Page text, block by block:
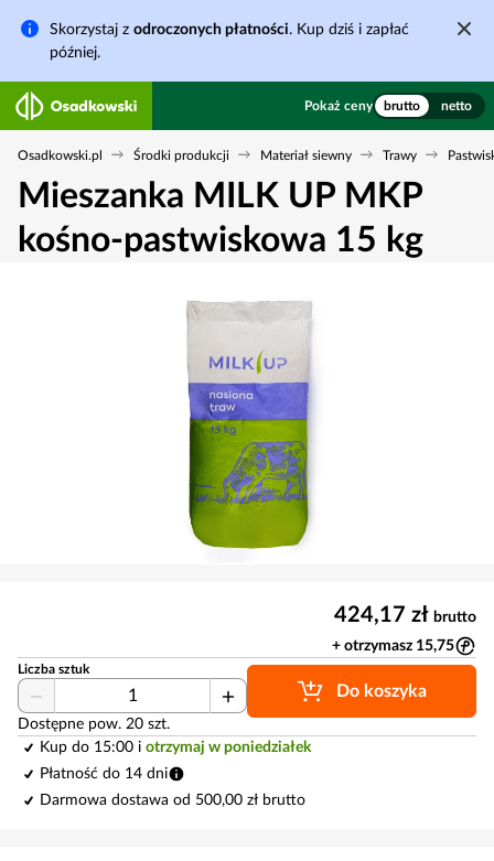
Skorzystaj z odroczonych płatności. Kup dziś i zapłać
później.
Pokaż ceny brutto netto
Osadkowski.pl Środki produkcji Materiał siewny Trawy
Mieszanka MILK UP MKP
kośno-pastwiskowa 15 kg
424,17 zł brutto
+ otrzymasz 15,75
Liczba sztuk
Dostępne pow. 20 szt.
Do koszyka
Kup do 15:00 i otrzymaj w poniedziałek
Płatność do 14 dni
Darmowa dostawa od 500,00 zł brutto